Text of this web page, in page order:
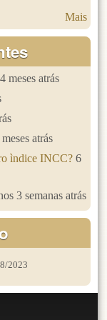
Mais
meses atrás
atrás
ìndice INCC? 6
3 semanas atrás
2023